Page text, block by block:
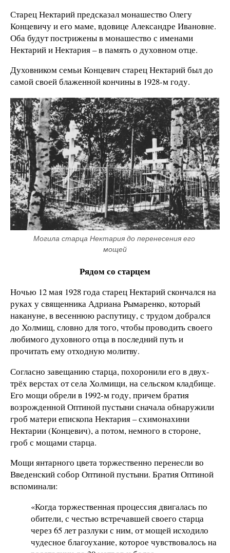
Старец Нектарий предсказал монашество Олегу
Концевичу и его маме, вдовице Александре Ивановне.
Оба будут пострижены в монашество с именами
Нектарий и Нектария – в память о духовном отце.
Духовником семьи Концевич старец Нектарий был до
самой своей блаженной кончины в 1928-м году.
Могила старца Нектария до перенесения его
мощей
Рядом со старцем
Ночью 12 мая 1928 года старец Нектарий скончался на
руках у священника Адриана Рымаренко, который
накануне, в весеннюю распутицу, с трудом добрался
до Холмищ, словно для того, чтобы проводить своего
любимого духовного отца в последний путь и
прочитать ему отходную молитву.
Согласно завещанию старца, похоронили его в двух-
трёх верстах от села Холмищи, на сельском кладбище.
Его мощи обрели в 1992-м году, причем братия
возрожденной Оптиной пустыни сначала обнаружили
гроб матери епископа Нектария – схимонахини
Нектарии (Концевич), а потом, немного в стороне,
гроб с мощами старца.
Мощи янтарного цвета торжественно перенесли во
Введенский собор Оптиной пустыни. Братия Оптиной
вспоминали:
«Когда торжественная процессия двигалась по
обители, с честью встречавшей своего старца
через 65 лет разлуки с ним, от мощей исходило
чудесное благоухание, которое чувствовалось на